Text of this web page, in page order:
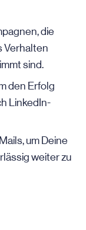
die
Verhalten
sind.
den Erfolg
LinkedIn-
um Deine
weiter zu